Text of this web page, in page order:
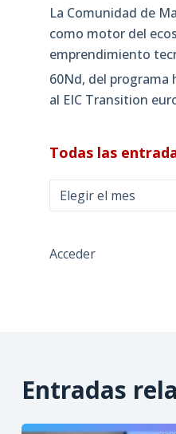
La Comunidad de
como motor del
emprendimiento
60Nd, del
al EIC Transition
Todas las
Todas
las
Acceder
Entradas